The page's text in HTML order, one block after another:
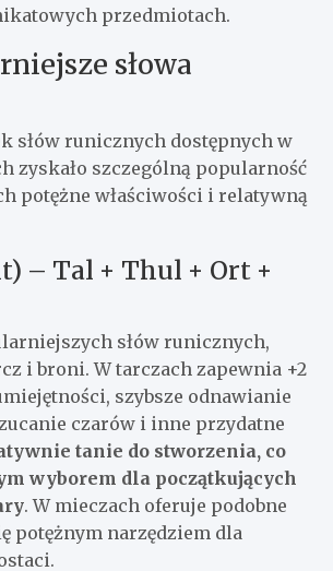
przedmiotach.
słowa
słów runicznych dostępnych w
zyskało szczególną popularność
potężne właściwości i relatywną
– Tal + Thul + Ort +
słów runicznych,
i broni. W tarczach zapewnia +2
szybsze odnawianie
czarów i inne przydatne
tanie do stworzenia, co
wyborem dla początkujących
. W mieczach oferuje podobne
potężnym narzędziem dla